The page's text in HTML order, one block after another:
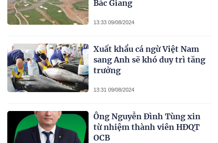
Bắc Giang
13:33 09/08/2024
Xuất khẩu cá ngừ Việt Nam
sang Anh sẽ khó duy trì tăng
trưởng
13:31 09/08/2024
Ông Nguyễn Đình Tùng xin
từ nhiệm thành viên HĐQT
OCB